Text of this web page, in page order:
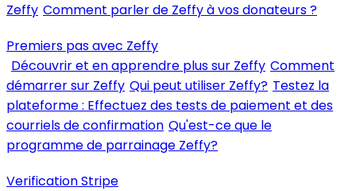
Zeffy Comment parler de Zeffy à vos donateurs ?
Premiers pas avec Zeffy
Découvrir et en apprendre plus sur Zeffy Comment
démarrer sur Zeffy Qui peut utiliser Zeffy? Testez la
plateforme : Effectuez des tests de paiement et des
courriels de confirmation Qu'est-ce que le
programme de parrainage Zeffy?
Verification Stripe